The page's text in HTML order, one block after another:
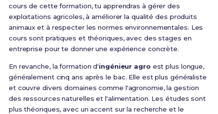
cours de cette formation, tu apprendras à gérer des
exploitations agricoles, à améliorer la qualité des produits
animaux et à respecter les normes environnementales. Les
cours sont pratiques et théoriques, avec des stages en
entreprise pour te donner une expérience concrète.
En revanche, la formation d'ingénieur agro est plus longue,
généralement cinq ans après le bac. Elle est plus généraliste
et couvre divers domaines comme l'agronomie, la gestion
des ressources naturelles et l'alimentation. Les études sont
plus théoriques, avec un accent sur la recherche et le